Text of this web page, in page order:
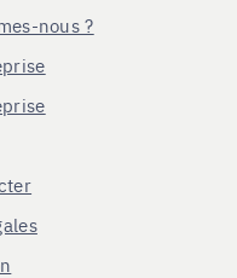
nous ?